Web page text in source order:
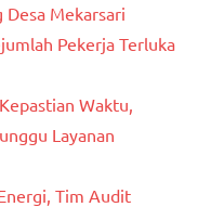
Mekarsari
Pekerja Terluka
Waktu,
Layanan
Tim Audit